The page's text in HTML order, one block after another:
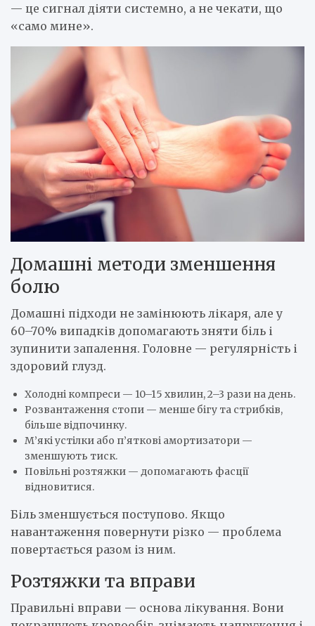
— це сигнал діяти системно, а не чекати, що
«само мине».
Домашні методи зменшення
болю
Домашні підходи не замінюють лікаря, але у
60–70% випадків допомагають зняти біль і
зупинити запалення. Головне — регулярність і
здоровий глузд.
Холодні компреси — 10–15 хвилин, 2–3 рази на день.
Розвантаження стопи — менше бігу та стрибків,
більше відпочинку.
М’які устілки або п’яткові амортизатори —
зменшують тиск.
Повільні розтяжки — допомагають фасції
відновитися.
Біль зменшується поступово. Якщо
навантаження повернути різко — проблема
повертається разом із ним.
Розтяжки та вправи
Правильні вправи — основа лікування. Вони